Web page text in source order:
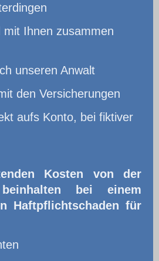
Ihnen zusammen
unseren Anwalt
den Versicherungen
aufs Konto, bei fiktiver
Kosten von der
beinhalten bei einem
Haftpflichtschaden für